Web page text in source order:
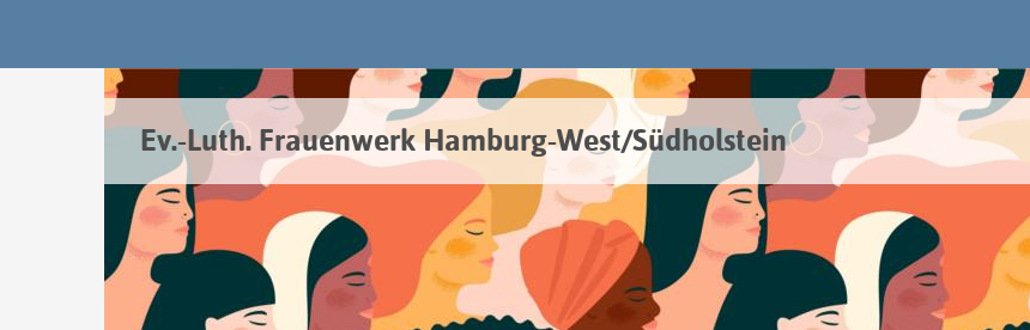
Ev.-Luth. Frauenwerk Hamburg-West/Südholstein